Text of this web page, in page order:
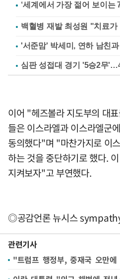
백혈병 재발 최성원 "치료
'서준맘' 박세미, 연하 남친과
심판 성접대 경기 '5승2무
이어 "헤즈볼라 지도부의 대
들은 이스라엘과 이스라엘군
동의했다"며 "마찬가지로 이
하는 것을 중단하기로 했다.
지켜보자"고 부연했다.
◎공감언론 뉴시스
관련기사